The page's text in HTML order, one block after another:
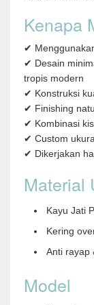
Kenapa
✔
✔ Desain
tropis modern
✔ Konstruksi
✔ Finishing
✔ Kombinasi
✔ Custom
✔ Dikerjakan
Material
Kayu Jati
Kering
Anti rayap
Model